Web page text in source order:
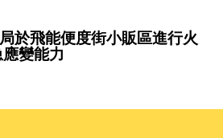
於飛能便度街小販區進行火
變能力